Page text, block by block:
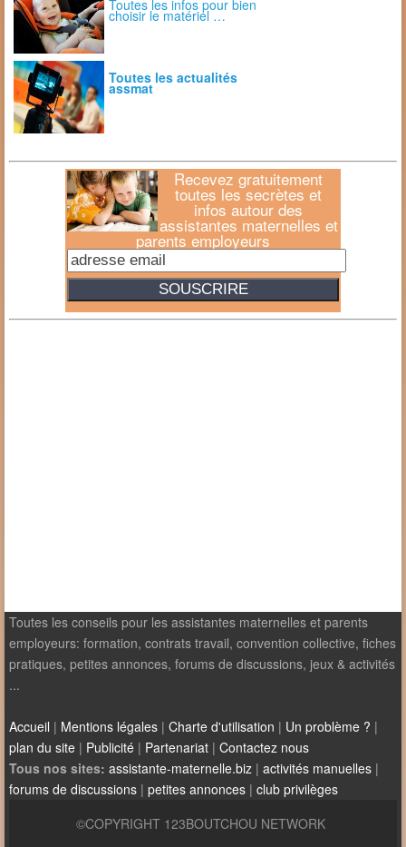
Toutes les infos pour bien
choisir le matériel …
Toutes les actualités
assmat
Recevez gratuitement
toutes les secrètes et
infos autour des
assistantes maternelles et
parents employeurs
Toutes les conseils pour les assistantes maternelles et parents
employeurs: formation, contrats travail, convention collective, fiches
pratiques, petites annonces, forums de discussions, jeux & activités
...
Accueil | Mentions légales | Charte d'utilisation | Un problème ? |
plan du site | Publicité | Partenariat | Contactez nous
Tous nos sites: assistante-maternelle.biz | activités manuelles |
forums de discussions | petites annonces | club privilèges
©COPYRIGHT 123BOUTCHOU NETWORK